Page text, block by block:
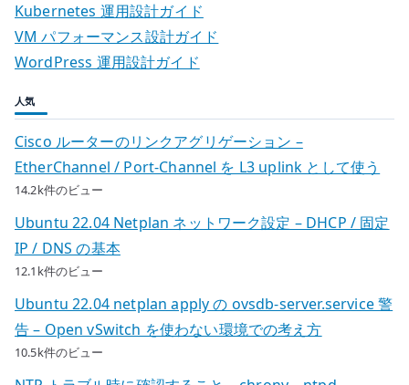
Kubernetes 運用設計ガイド
VM パフォーマンス設計ガイド
WordPress 運用設計ガイド
人気
Cisco ルーターのリンクアグリゲーション –
EtherChannel / Port-Channel を L3 uplink として使う
14.2k件のビュー
Ubuntu 22.04 Netplan ネットワーク設定 – DHCP / 固定
IP / DNS の基本
12.1k件のビュー
Ubuntu 22.04 netplan apply の ovsdb-server.service 警
告 – Open vSwitch を使わない環境での考え方
10.5k件のビュー